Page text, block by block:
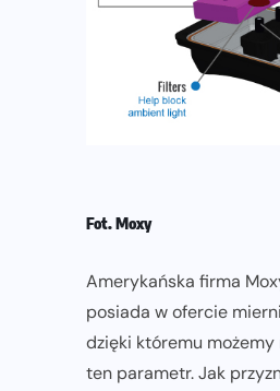
Fot. Moxy
Amerykańska firma
posiada w ofercie
dzięki któremu
ten parametr. Jak